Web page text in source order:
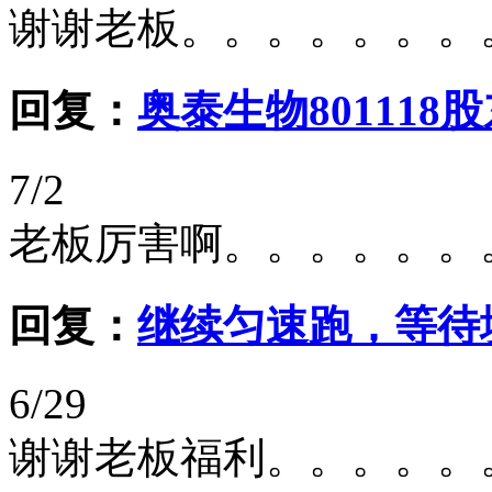
谢谢老板。。。。。。
回复： 奥泰生物801118
7/2
老板厉害啊。。。。。。
回复： 继续匀速跑，等
6/29
谢谢老板福利。。。。